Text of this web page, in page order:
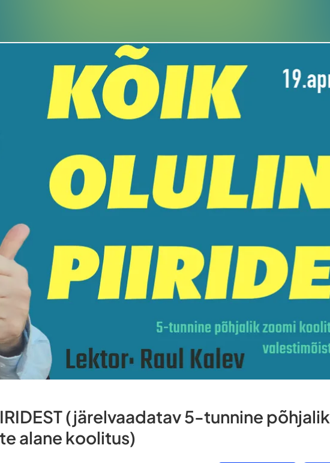
(järelvaadatav 5-tunnine põhjalik
alane koolitus)